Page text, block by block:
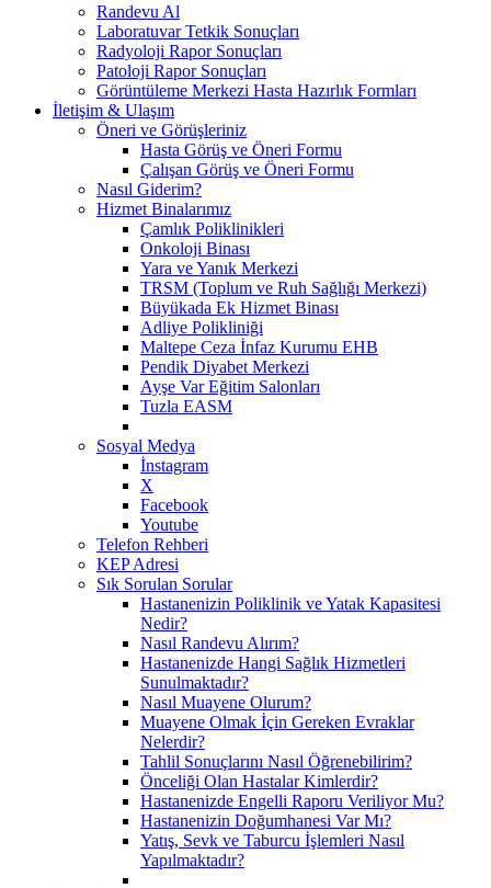
Randevu Al
Laboratuvar Tetkik Sonuçları
Radyoloji Rapor Sonuçları
Patoloji Rapor Sonuçları
Görüntüleme Merkezi Hasta Hazırlık Formları
İletişim & Ulaşım
Öneri ve Görüşleriniz
Hasta Görüş ve Öneri Formu
Çalışan Görüş ve Öneri Formu
Nasıl Giderim?
Hizmet Binalarımız
Çamlık Poliklinikleri
Onkoloji Binası
Yara ve Yanık Merkezi
TRSM (Toplum ve Ruh Sağlığı Merkezi)
Büyükada Ek Hizmet Binası
Adliye Polikliniği
Maltepe Ceza İnfaz Kurumu EHB
Pendik Diyabet Merkezi
Ayşe Var Eğitim Salonları
Tuzla EASM
Sosyal Medya
İnstagram
X
Facebook
Youtube
Telefon Rehberi
KEP Adresi
Sık Sorulan Sorular
Hastanenizin Poliklinik ve Yatak Kapasitesi
Nedir?
Nasıl Randevu Alırım?
Hastanenizde Hangi Sağlık Hizmetleri
Sunulmaktadır?
Nasıl Muayene Olurum?
Muayene Olmak İçin Gereken Evraklar
Nelerdir?
Tahlil Sonuçlarını Nasıl Öğrenebilirim?
Önceliği Olan Hastalar Kimlerdir?
Hastanenizde Engelli Raporu Veriliyor Mu?
Hastanenizin Doğumhanesi Var Mı?
Yatış, Sevk ve Taburcu İşlemleri Nasıl
Yapılmaktadır?